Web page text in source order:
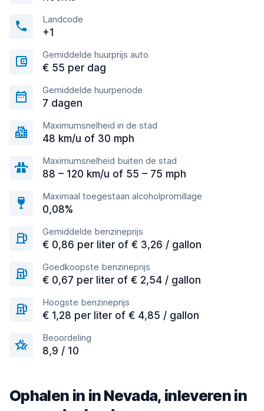
Landcode
+1
Gemiddelde huurprijs auto
€ 55 per dag
Gemiddelde huurperiode
7 dagen
Maximumsnelheid in de stad
48 km/u of 30 mph
Maximumsnelheid buiten de stad
88 – 120 km/u of 55 – 75 mph
Maximaal toegestaan alcoholpromillage
0,08%
Gemiddelde benzineprijs
€ 0,86 per liter of € 3,26 / gallon
Goedkoopste benzineprijs
€ 0,67 per liter of € 2,54 / gallon
Hoogste benzineprijs
€ 1,28 per liter of € 4,85 / gallon
Beoordeling
8,9 / 10
Ophalen in in Nevada, inleveren in